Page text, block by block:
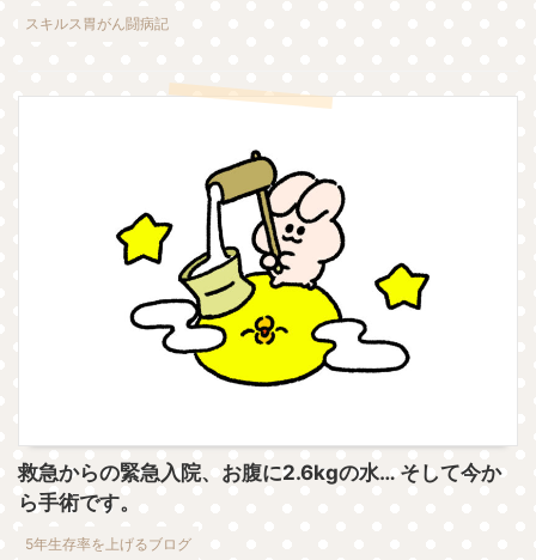
スキルス胃がん闘病記
救急からの緊急入院、お腹に2.6kgの水… そして今か
ら手術です。
5年生存率を上げるブログ